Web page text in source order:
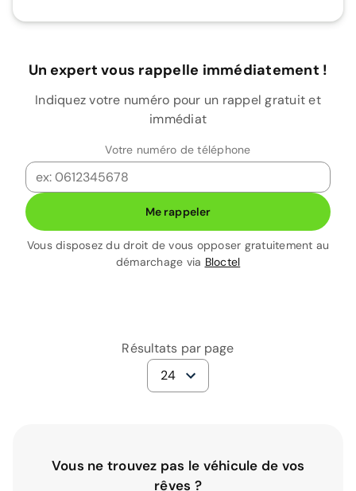
Un expert vous rappelle immédiatement !
Indiquez votre numéro pour un rappel gratuit et
immédiat
Votre numéro de téléphone
Me rappeler
Vous disposez du droit de vous opposer gratuitement au
démarchage via Bloctel
Résultats par page
24
Vous ne trouvez pas le véhicule de vos
rêves ?